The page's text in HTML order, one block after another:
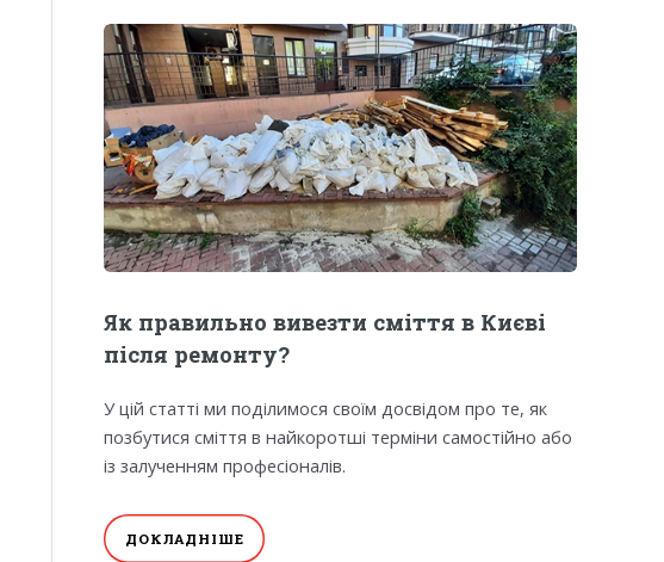
Як правильно вивезти сміття в Києві
після ремонту?
У цій статті ми поділимося своїм досвідом про те, як
позбутися сміття в найкоротші терміни самостійно або
із залученням професіоналів.
ДОКЛАДНІШЕ